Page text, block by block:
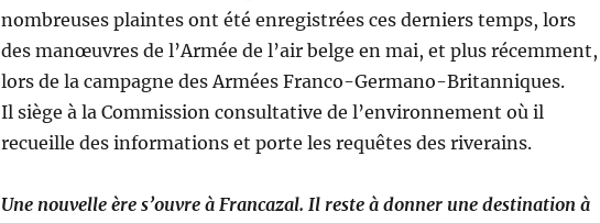
nombreuses plaintes ont été enregistrées ces derniers temps, lors
des manœuvres de l’Armée de l’air belge en mai, et plus récemment,
lors de la campagne des Armées Franco-Germano-Britanniques.
Il siège à la Commission consultative de l’environnement où il
recueille des informations et porte les requêtes des riverains.
Une nouvelle ère s’ouvre à Francazal. Il reste à donner une destination à